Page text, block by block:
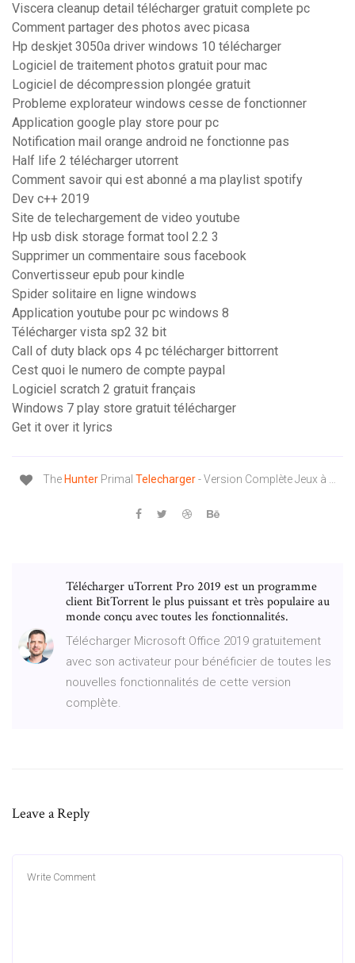
Viscera cleanup detail télécharger gratuit complete pc
Comment partager des photos avec picasa
Hp deskjet 3050a driver windows 10 télécharger
Logiciel de traitement photos gratuit pour mac
Logiciel de décompression plongée gratuit
Probleme explorateur windows cesse de fonctionner
Application google play store pour pc
Notification mail orange android ne fonctionne pas
Half life 2 télécharger utorrent
Comment savoir qui est abonné a ma playlist spotify
Dev c++ 2019
Site de telechargement de video youtube
Hp usb disk storage format tool 2.2 3
Supprimer un commentaire sous facebook
Convertisseur epub pour kindle
Spider solitaire en ligne windows
Application youtube pour pc windows 8
Télécharger vista sp2 32 bit
Call of duty black ops 4 pc télécharger bittorrent
Cest quoi le numero de compte paypal
Logiciel scratch 2 gratuit français
Windows 7 play store gratuit télécharger
Get it over it lyrics
The HunterPrimal Telecharger- Version Complète Jeux à …
Télécharger uTorrent Pro 2019 est un programme
client BitTorrent le plus puissant et très populaire au
monde conçu avec toutes les fonctionnalités.
Télécharger Microsoft Office 2019 gratuitement
avec son activateur pour bénéficier de toutes les
nouvelles fonctionnalités de cette version
complète.
Leave a Reply